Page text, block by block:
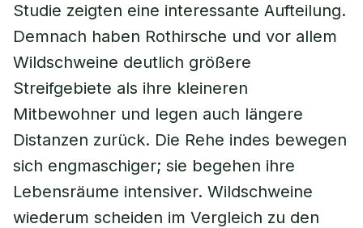
Studie zeigten eine interessante Aufteilung.
Demnach haben Rothirsche und vor allem
Wildschweine deutlich größere
Streifgebiete als ihre kleineren
Mitbewohner und legen auch längere
Distanzen zurück. Die Rehe indes bewegen
sich engmaschiger; sie begehen ihre
Lebensräume intensiver. Wildschweine
wiederum scheiden im Vergleich zu den